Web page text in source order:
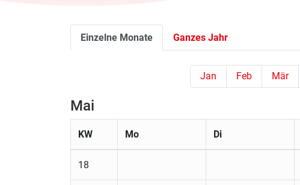
Einzelne Monate Ganzes Jahr
Jan Feb Mär
Mai
KW Mo Di
18